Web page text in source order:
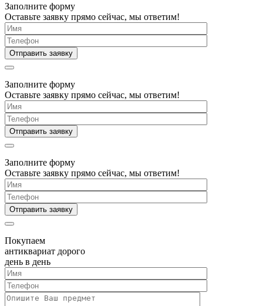
Заполните форму
Оставьте заявку прямо сейчас, мы ответим!
Заполните форму
Оставьте заявку прямо сейчас, мы ответим!
Заполните форму
Оставьте заявку прямо сейчас, мы ответим!
Покупаем
антиквариат дорого
день в день